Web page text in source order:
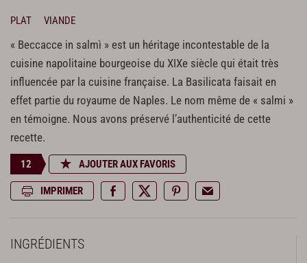
PLAT VIANDE
« Beccacce in salmì » est un héritage incontestable de la
cuisine napolitaine bourgeoise du XIXe siècle qui était très
influencée par la cuisine française. La Basilicata faisait en
effet partie du royaume de Naples. Le nom même de « salmi »
en témoigne. Nous avons préservé l’authenticité de cette
recette.
12 AJOUTER AUX FAVORIS
IMPRIMER
INGRÉDIENTS